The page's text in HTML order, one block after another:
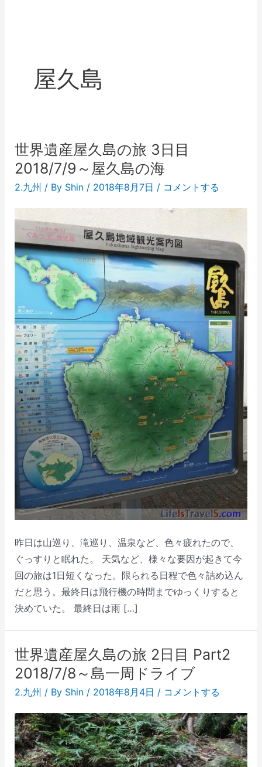
屋久島
世界遺産屋久島の旅 3日目
2018/7/9～屋久島の海
2.九州 / By Shin / 2018年8月7日 / コメントする
昨日は山巡り、滝巡り、温泉など、色々疲れたので、
ぐっすりと眠れた。 天気など、様々な要因が起きて今
回の旅は1日短くなった。限られる日程で色々詰め込ん
だと思う。最終日は飛行機の時間までゆっくりすると
決めていた。 最終日は雨 […]
世界遺産屋久島の旅 2日目 Part2
2018/7/8～島一周ドライブ
2.九州 / By Shin / 2018年8月4日 / コメントする